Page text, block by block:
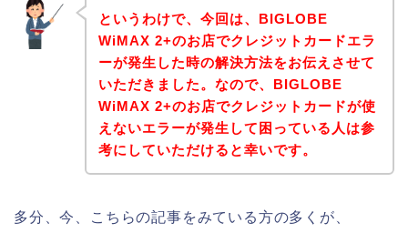
というわけで、今回は、BIGLOBE
WiMAX 2+のお店でクレジットカードエラ
ーが発生した時の解決方法をお伝えさせて
いただきました。なので、BIGLOBE
WiMAX 2+のお店でクレジットカードが使
えないエラーが発生して困っている人は参
考にしていただけると幸いです。
多分、今、こちらの記事をみている方の多くが、